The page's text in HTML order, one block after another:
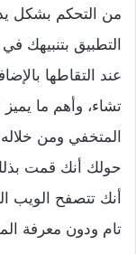
من التحكم بشكل
التطبيق بتنبيهك
عند التقاطها
تشاء، وأهم ما
المتخفي ومن
حولك أنك قمت
أنك تتصفح الويب
تام ودون معرفة